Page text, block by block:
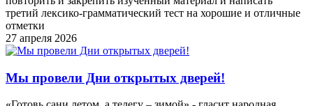
третий лексико-грамматический тест на хорошие и отличные
отметки
27 апреля 2026
Мы провели Дни открытых дверей!